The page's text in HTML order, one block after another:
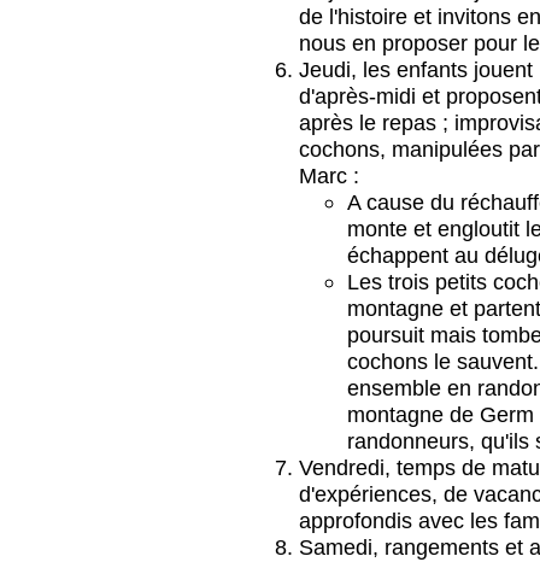
de l'histoire et invitons
nous en proposer pour
Jeudi, les enfants
d'après-midi et
après le repas ;
cochons, manipulées
Marc :
A cause du
monte et engloutit
échappent au
Les trois petits
montagne et
poursuit mais
cochons le
ensemble en
montagne de
randonneurs, qu'ils
Vendredi, temps de
d'expériences, de
approfondis avec les
Samedi, rangements et